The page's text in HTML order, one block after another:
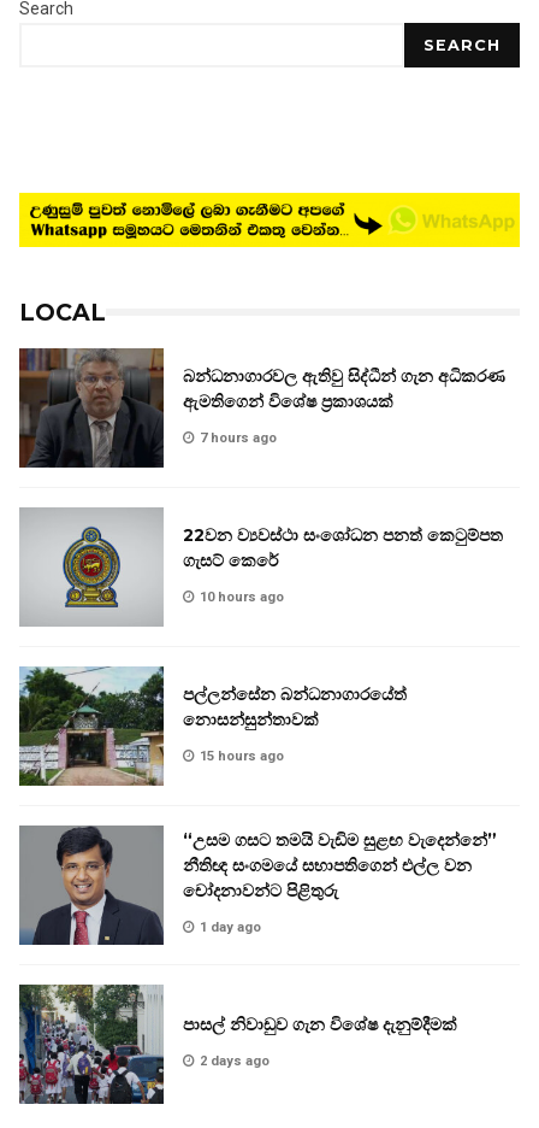
Search
SEARCH
LOCAL
බන්ධනාගාරවල ඇතිවු සිද්ධීන් ගැන අධිකරණ
ඇමතිගෙන් විශේෂ ප්‍රකාශයක්
7 hours ago
22වන ව්‍යවස්ථා සංශෝධන පනත් කෙටුම්පත
ගැසට් කෙරේ
10 hours ago
පල්ලන්සේන බන්ධනාගාරයේත්
නොසන්සුන්තාවක්
15 hours ago
“උසම ගසට තමයි වැඩිම සුළඟ වැදෙන්නේ”
නීතිඥ සංගමයේ සභාපතිගෙන් එල්ල වන
චෝදනාවන්ට පිළිතුරු
1 day ago
පාසල් නිවාඩුව ගැන විශේෂ දැනුම්දීමක්
2 days ago